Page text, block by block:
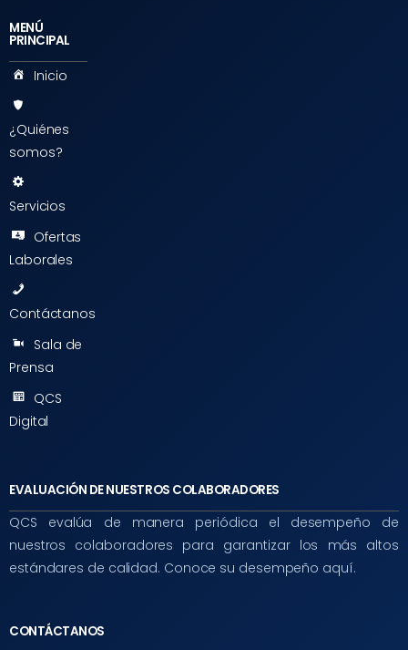
MENÚ
PRINCIPAL
Inicio
¿Quiénes
somos?
Servicios
Ofertas
Laborales
Contáctanos
Sala de
Prensa
QCS
Digital
EVALUACIÓN DE NUESTROS COLABORADORES
QCS evalúa de manera periódica el desempeño de
nuestros colaboradores para garantizar los más altos
estándares de calidad. Conoce su desempeño aquí.
CONTÁCTANOS